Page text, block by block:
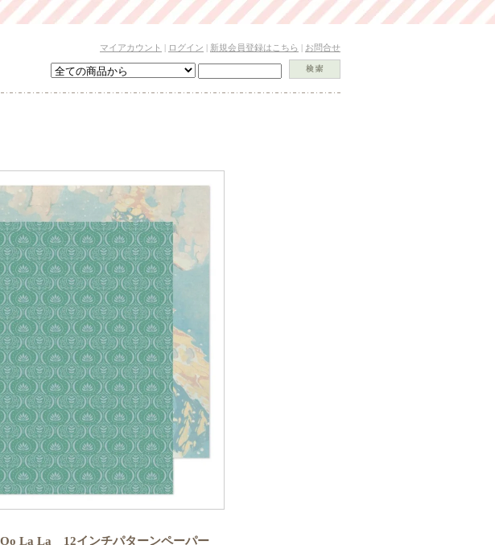
マイアカウント | ログイン | 新規会員登録はこちら | お問合せ
La La 12インチパターンペーパー